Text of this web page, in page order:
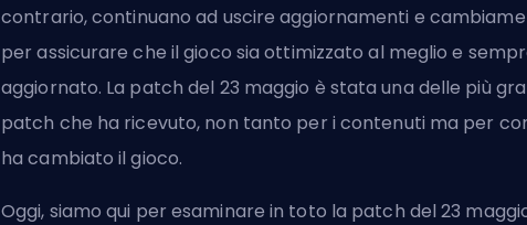
contrario, continuano ad uscire aggiornamenti e
per assicurare che il gioco sia ottimizzato al meglio e
aggiornato. La patch del 23 maggio è stata una delle più
patch che ha ricevuto, non tanto per i contenuti ma per
ha cambiato il gioco.
Oggi, siamo qui per esaminare in toto la patch del 23